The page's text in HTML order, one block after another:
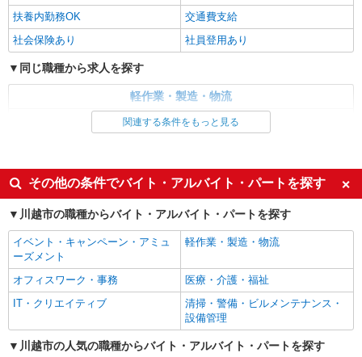
株式会社N.R.Sジャパン
タオル類の梱包及び簡単なセット作業
埼玉県川越市芳野台2-8-113（工業団地内）
キープ 詳細を見る
マミーマート鮮魚加工センター
食品工場での出庫作業スタッフ
＜パート＞ 時給1310円〜 ★土曜・日曜・祝日
は時給100円UP！
埼玉県川越市大字大袋650番地（川越市場内）
キープ 詳細を見る
アルバイト パート
アセットインベントリー株式会社 川越営業所
扶養内勤務OK
交通費支給
社会保険あり
社員登用あり
同じ職種から求人を探す
軽作業・製造・物流
梱包・仕分け・ピッキング
未経験歓迎
ミドル（40代～）活躍中
ボーナス・賞与あり
週2～3日勤務OK
短時間勤務（1日4h以内）OK
扶養内勤務OK
交通費支給
社会保険あり
社員登用あり
関連する条件をもっと見る
その他の条件でバイト・アルバイト・パートを探す
川越市の職種からバイト・アルバイト・パートを探す
イベント・キャンペーン・アミュ
ーズメント
軽作業・製造・物流
オフィスワーク・事務
医療・介護・福祉
IT・クリエイティブ
清掃・警備・ビルメンテナンス・
設備管理
川越市の人気の職種からバイト・アルバイト・パートを探す